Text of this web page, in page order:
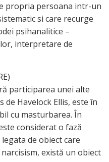
propria persoana intr-un
si care recurge
psihanalitice –
interpretare de
participarea unei alte
Havelock Ellis, este în
cu masturbarea. În
considerat o fază
de obiect care
există un obiect